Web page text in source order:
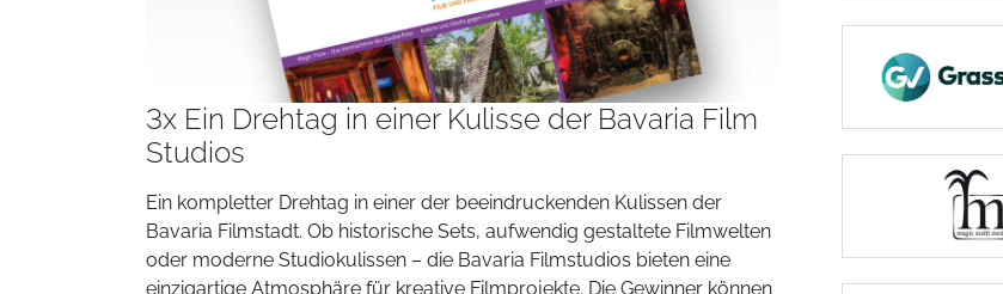
3x Ein Drehtag in einer Kulisse der Bavaria Film
Studios
Ein kompletter Drehtag in einer der beeindruckenden Kulissen der
Bavaria Filmstadt. Ob historische Sets, aufwendig gestaltete Filmwelten
oder moderne Studiokulissen – die Bavaria Filmstudios bieten eine
einzigartige Atmosphäre für kreative Filmprojekte. Die Gewinner können